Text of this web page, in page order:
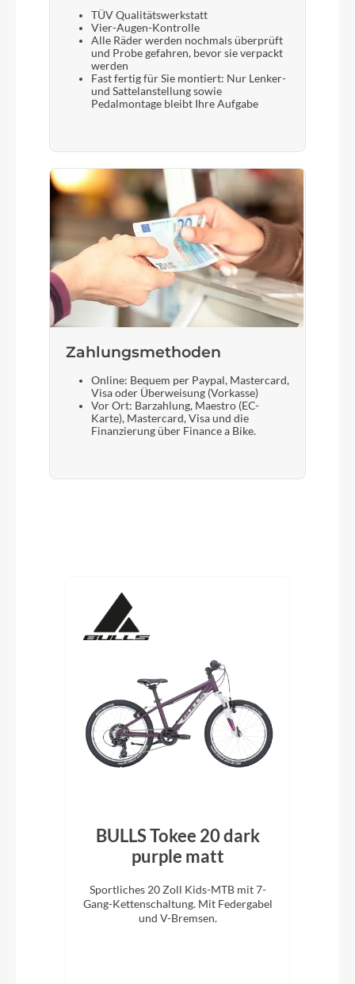
TÜV Qualitätswerkstatt
Vier-Augen-Kontrolle
Alle Räder werden nochmals überprüft
und Probe gefahren, bevor sie verpackt
werden
Fast fertig für Sie montiert: Nur Lenker-
und Sattelanstellung sowie
Pedalmontage bleibt Ihre Aufgabe
Zahlungsmethoden
Online: Bequem per Paypal, Mastercard,
Visa oder Überweisung (Vorkasse)
Vor Ort: Barzahlung, Maestro (EC-
Karte), Mastercard, Visa und die
Finanzierung über Finance a Bike.
BULLS Tokee 20 dark
purple matt
Sportliches 20 Zoll Kids-MTB mit 7-
Gang-Kettenschaltung. Mit Federgabel
und V-Bremsen.